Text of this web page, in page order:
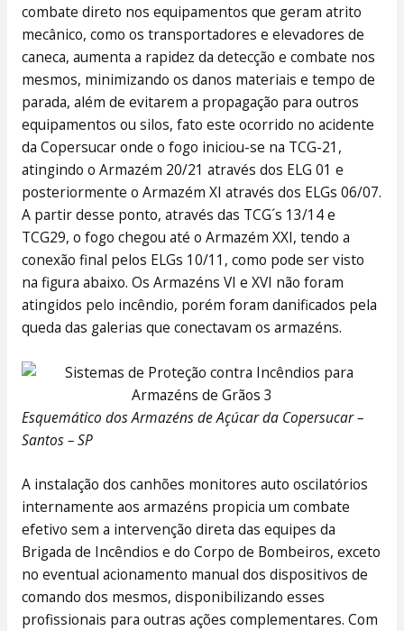
combate direto nos equipamentos que geram atrito
mecânico, como os transportadores e elevadores de
caneca, aumenta a rapidez da detecção e combate nos
mesmos, minimizando os danos materiais e tempo de
parada, além de evitarem a propagação para outros
equipamentos ou silos, fato este ocorrido no acidente
da Copersucar onde o fogo iniciou-se na TCG-21,
atingindo o Armazém 20/21 através dos ELG 01 e
posteriormente o Armazém XI através dos ELGs 06/07.
A partir desse ponto, através das TCG´s 13/14 e
TCG29, o fogo chegou até o Armazém XXI, tendo a
conexão final pelos ELGs 10/11, como pode ser visto
na figura abaixo. Os Armazéns VI e XVI não foram
atingidos pelo incêndio, porém foram danificados pela
queda das galerias que conectavam os armazéns.
Esquemático dos Armazéns de Açúcar da Copersucar –
Santos – SP
A instalação dos canhões monitores auto oscilatórios
internamente aos armazéns propicia um combate
efetivo sem a intervenção direta das equipes da
Brigada de Incêndios e do Corpo de Bombeiros, exceto
no eventual acionamento manual dos dispositivos de
comando dos mesmos, disponibilizando esses
profissionais para outras ações complementares. Com